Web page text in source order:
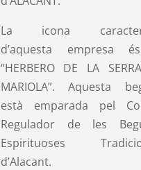
La icona
d’aquesta empresa
“HERBERO DE LA
MARIOLA”. Aquesta
està emparada pel
Regulador de les
Espirituoses
d’Alacant.